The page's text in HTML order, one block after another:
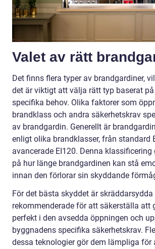
Valet av rätt
Det finns flera typer av brandgardiner,
det är viktigt att välja rätt typ baserat
specifika behov. Olika faktorer som
brandklass och andra säkerhetskrav
av brandgardin. Generellt är
enligt olika brandklasser, från standard
avancerade EI120. Denna
på hur länge brandgardinen kan stå
innan den förlorar sin skyddande
För det bästa skyddet är
rekommenderade för att säkerställa att
perfekt i den avsedda öppningen och
byggnadens specifika säkerhetskrav.
dessa teknologier gör dem lämpliga för